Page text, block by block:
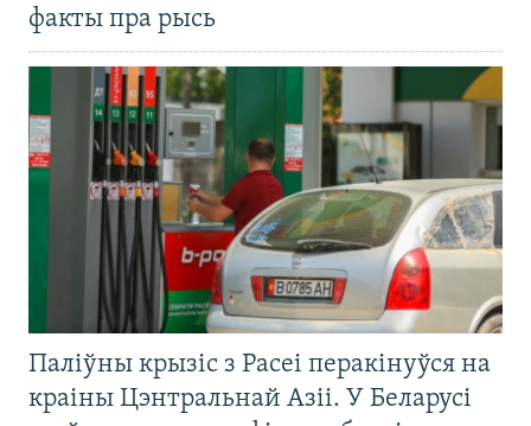
факты пра рысь
Паліўны крызіс з Расеі перакінуўся на
краіны Цэнтральнай Азіі. У Беларусі